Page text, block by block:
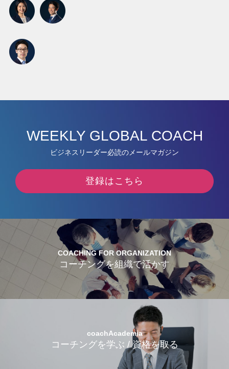
WEEKLY GLOBAL COACH
ビジネスリーダー必読のメールマガジン
登録はこちら
COACHING FOR ORGANIZATION
コーチングを組織で活かす
coachAcademia
コーチングを学ぶ / 資格を取る